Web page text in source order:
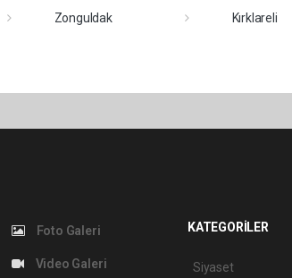
Zonguldak
Kırklareli
Foto Galeri
Video Galeri
KATEGORİLER
Siyaset